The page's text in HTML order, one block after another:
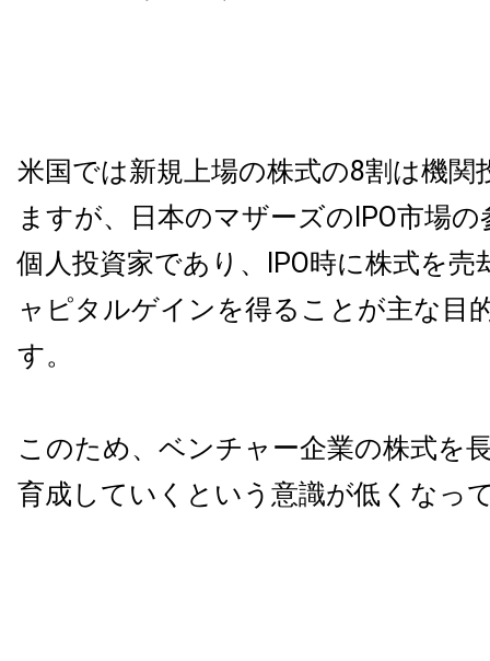
米国では新規上場の株式の8割は機関
ますが、日本のマザーズのIPO市場
個人投資家であり、IPO時に株式を
ャピタルゲインを得ることが主な目
す。
このため、ベンチャー企業の株式を
育成していくという意識が低くなっ